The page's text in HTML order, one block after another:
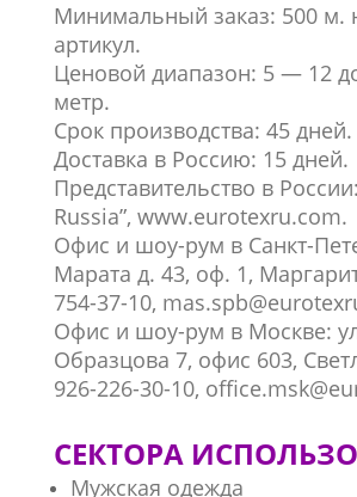
Минимальный заказ: 500 м.
артикул.
Ценовой диапазон: 5 — 12
метр.
Срок производства: 45 дней.
Доставка в Россию: 15 дней.
Представительство в
Russia”, www.eurotexru.com.
Офис и шоу-рум в Санкт-
Марата д. 43, оф. 1,
754-37-10,
Офис и шоу-рум в Москве:
Образцова 7, офис 603,
926-226-30-10,
СЕКТОРА
Мужская одежда